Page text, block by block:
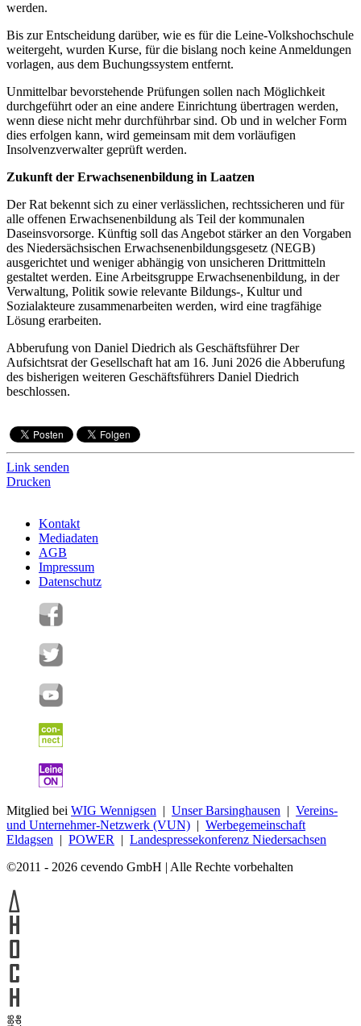
werden.
Bis zur Entscheidung darüber, wie es für die Leine-Volkshochschule
weitergeht, wurden Kurse, für die bislang noch keine Anmeldungen
vorlagen, aus dem Buchungssystem entfernt.
Unmittelbar bevorstehende Prüfungen sollen nach Möglichkeit
durchgeführt oder an eine andere Einrichtung übertragen werden,
wenn diese nicht mehr durchführbar sind. Ob und in welcher Form
dies erfolgen kann, wird gemeinsam mit dem vorläufigen
Insolvenzverwalter geprüft werden.
Zukunft der Erwachsenenbildung in Laatzen
Der Rat bekennt sich zu einer verlässlichen, rechtssicheren und für
alle offenen Erwachsenenbildung als Teil der kommunalen
Daseinsvorsorge. Künftig soll das Angebot stärker an den Vorgaben
des Niedersächsischen Erwachsenenbildungsgesetz (NEGB)
ausgerichtet und weniger abhängig von unsicheren Drittmitteln
gestaltet werden. Eine Arbeitsgruppe Erwachsenenbildung, in der
Verwaltung, Politik sowie relevante Bildungs-, Kultur und
Sozialakteure zusammenarbeiten werden, wird eine tragfähige
Lösung erarbeiten.
Abberufung von Daniel Diedrich als Geschäftsführer Der
Aufsichtsrat der Gesellschaft hat am 16. Juni 2026 die Abberufung
des bisherigen weiteren Geschäftsführers Daniel Diedrich
beschlossen.
Link senden
Drucken
Kontakt
Mediadaten
AGB
Impressum
Datenschutz
Mitglied bei WIG Wennigsen | Unser Barsinghausen | Vereins-
und Unternehmer-Netzwerk (VUN) | Werbegemeinschaft
Eldagsen | POWER | Landespressekonferenz Niedersachsen
©2011 - 2026 cevendo GmbH | Alle Rechte vorbehalten